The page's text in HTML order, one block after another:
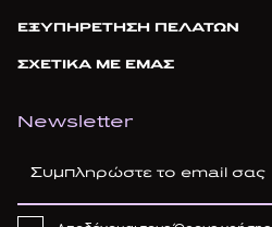
ΕΞΥΠΗΡΕΤΗΣΗ ΠΕΛΑΤΩΝ
ΣΧΕΤΙΚΑ ΜΕ ΕΜΑΣ
Newsletter